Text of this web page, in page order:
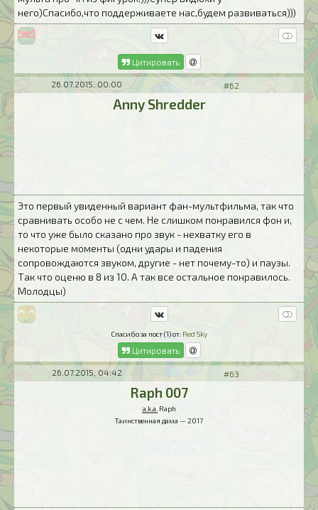
него)Спасибо,что поддерживаете нас,будем развиваться)))
Цитировать
26.07.2015, 00:00 #62
Anny Shredder
Это первый увиденный вариант фан-мультфильма, так что
сравнивать особо не с чем. Не слишком понравился фон и,
то что уже было сказано про звук - нехватку его в
некоторые моменты (одни удары и падения
сопровождаются звуком, другие - нет почему-то) и паузы.
Так что оценю в 8 из 10. А так все остальное понравилось.
Молодцы)
Спасибо за пост (1) от: Red Sky
Цитировать
26.07.2015, 04:42 #63
Raph 007
a.k.a. Raph
Таинственная дама — 2017